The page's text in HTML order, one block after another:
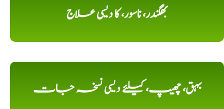
بھگندر، ناسور، کا دیسی علاج
بہق، چھیپ، کیلئے دیسی نسخہ جات